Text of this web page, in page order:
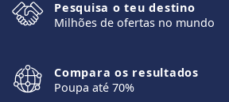
Pesquisa o teu destino
Milhões de ofertas no mundo
Compara os resultados
Poupa até 70%